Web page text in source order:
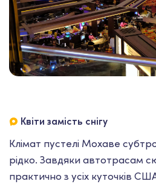
Квіти замість снігу
Клімат пустелі Мохаве
рідко. Завдяки автотрасам
практично з усіх куточків